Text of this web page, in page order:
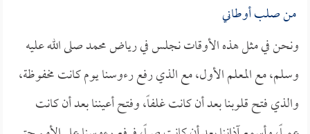
من صلب أوطاني
ونحن في مثل هذه الأوقات نجلس في رياض محمد صلى الله عليه
وسلم، مع المعلم الأول، مع الذي رفع رءوسنا يوم كانت مخفوظة،
والذي فتح قلوبنا بعد أن كانت غلفاً، وفتح أعيننا بعد أن كانت